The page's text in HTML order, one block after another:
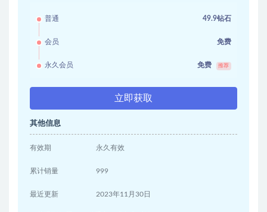
普通 49.9钻石
会员 免费
永久会员 免费 推荐
立即获取
其他信息
有效期 永久有效
累计销量 999
最近更新 2023年11月30日